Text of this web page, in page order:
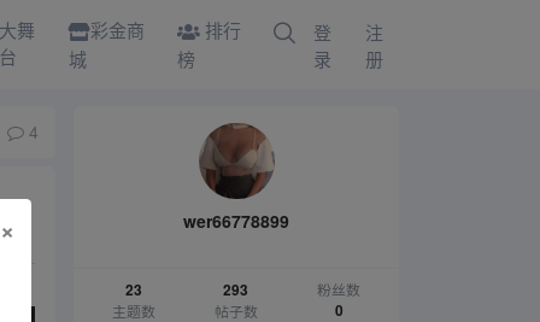
舞
彩金商
城
排行
榜
登
录
注
册
4
wer66778899
23
主题数
293
帖子数
粉丝数
0
×